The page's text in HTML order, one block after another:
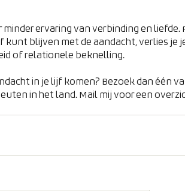
ervaring van verbinding en
kunt blijven met de aandacht, verlies je
of relationele beknelling.
in je lijf komen? Bezoek dan één
in het land. Mail mij voor een